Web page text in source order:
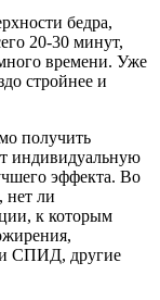
бедра,
20-30 минут,
времени. Уже
стройнее и
получить
индивидуальную
эффекта. Во
нет ли
к которым
СПИД, другие